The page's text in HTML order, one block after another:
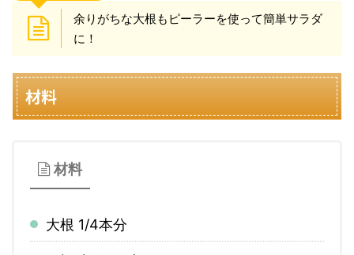
余りがちな大根もピーラーを使って簡単サラダ
に！
材料
材料
大根 1/4本分